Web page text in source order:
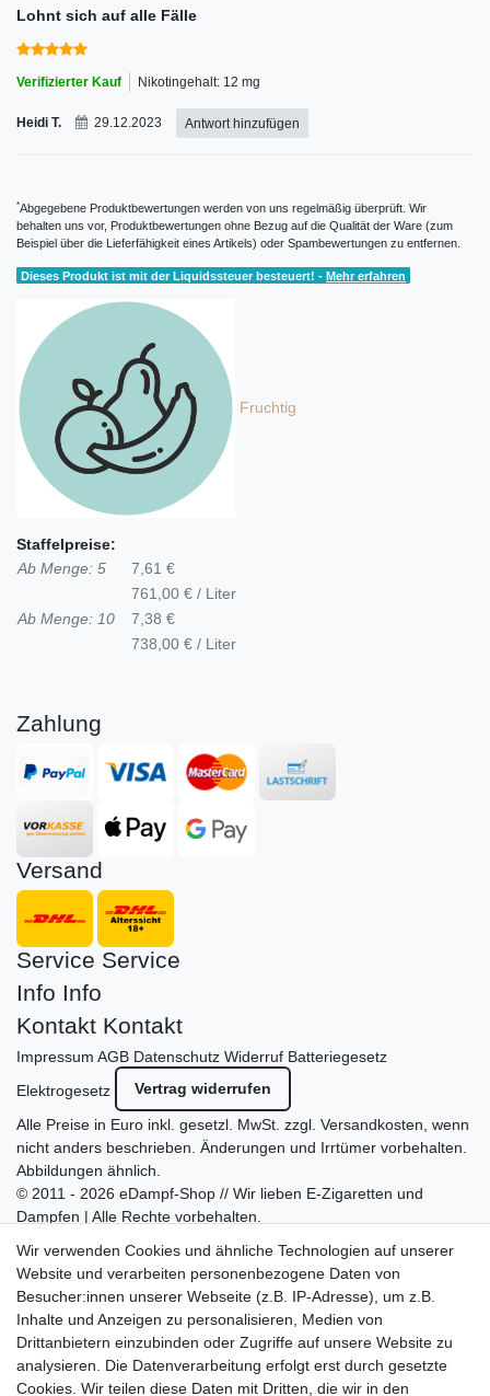
Lohnt sich auf alle Fälle
Verifizierter Kauf Nikotingehalt: 12 mg
Heidi T. 29.12.2023 Antwort hinzufügen
*Abgegebene Produktbewertungen werden von uns regelmäßig überprüft. Wir
behalten uns vor, Produktbewertungen ohne Bezug auf die Qualität der Ware (zum
Beispiel über die Lieferfähigkeit eines Artikels) oder Spambewertungen zu entfernen.
Dieses Produkt ist mit der Liquidssteuer besteuert! -Mehr erfahren
Fruchtig
Staffelpreise:
Ab Menge: 5
7,61 €
761,00 € / Liter
Ab Menge: 10
7,38 €
738,00 € / Liter
Zahlung
Versand
Service Service
Info Info
Kontakt Kontakt
Impressum AGB Datenschutz Widerruf Batteriegesetz
Elektrogesetz
Vertrag widerrufen
Alle Preise in Euro inkl. gesetzl. MwSt. zzgl. Versandkosten , wenn
nicht anders beschrieben. Änderungen und Irrtümer vorbehalten.
Abbildungen ähnlich.
© 2011 - 2026 eDampf-Shop // Wir lieben E-Zigaretten und
Dampfen | Alle Rechte vorbehalten.
Bitte entschuldigen Sie, wenn wir telefonisch wegen hoher
betrieblicher Auslastung nicht erreichbar sein sollten.
Schreiben Sie uns gerne eine E-Mail mit Ihrer Telefonnummer
und der Bitte um Rückruf.
Wir rufen Sie schnellstmöglich zurück.
Wir verwenden Cookies und ähnliche Technologien auf unserer
Website und verarbeiten personenbezogene Daten von
Besucher:innen unserer Webseite (z.B. IP-Adresse), um z.B.
Inhalte und Anzeigen zu personalisieren, Medien von
Drittanbietern einzubinden oder Zugriffe auf unsere Website zu
analysieren. Die Datenverarbeitung erfolgt erst durch gesetzte
Cookies. Wir teilen diese Daten mit Dritten, die wir in den